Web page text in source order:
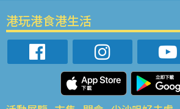
港玩港食港生活